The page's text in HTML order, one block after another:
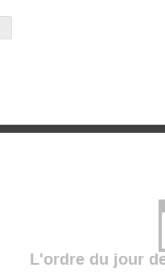
L'ordre du jour